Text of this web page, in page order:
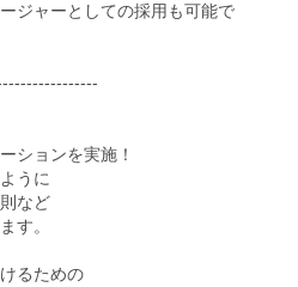
ジャーとしての採用も可能で
ションを実施！
うに
など
す。
るための